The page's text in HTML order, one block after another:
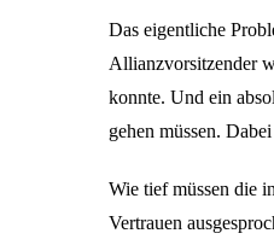
Das eigentliche
Allianzvorsitzender
konnte. Und ein
gehen müssen.
Wie tief müssen die
Vertrauen